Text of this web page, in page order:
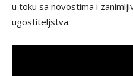
u toku sa novostima i
ugostiteljstva.